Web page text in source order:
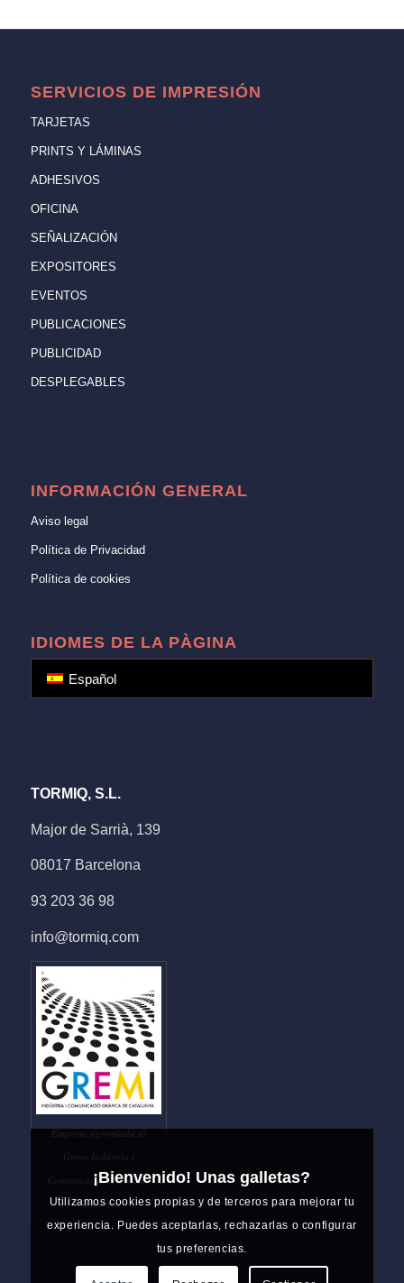
SERVICIOS DE IMPRESIÓN
TARJETAS
PRINTS Y LÁMINAS
ADHESIVOS
OFICINA
SEÑALIZACIÓN
EXPOSITORES
EVENTOS
PUBLICACIONES
PUBLICIDAD
DESPLEGABLES
INFORMACIÓN GENERAL
Aviso legal
Política de Privacidad
Política de cookies
IDIOMES DE LA PÀGINA
Español
TORMIQ, S.L.
Major de Sarrià, 139
08017 Barcelona
93 203 36 98
info@tormiq.com
Empresa agremiada al
Gremi Indústria i
Comunicació Gràfica de
Catalunya
¡Bienvenido! Unas galletas?
Utilizamos cookies propias y de terceros para mejorar tu
experiencia. Puedes aceptarlas, rechazarlas o configurar
tus preferencias.